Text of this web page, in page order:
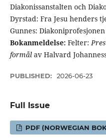
Diakonissanstalten och
Dyrstad: Fra Jesu henders
Gunnes:
Bokanmeldelse:Felter:
formål av Halvard
PUBLISHED: 2026-06-23
Full Issue
PDF (NORWEGIAN